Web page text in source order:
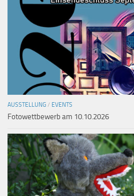
AUSSTELLUNG / EVENTS
Fotowettbewerb am 10.10.2026